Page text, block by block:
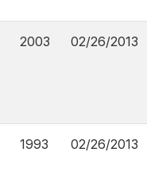
2003 02/26/2013
1993 02/26/2013